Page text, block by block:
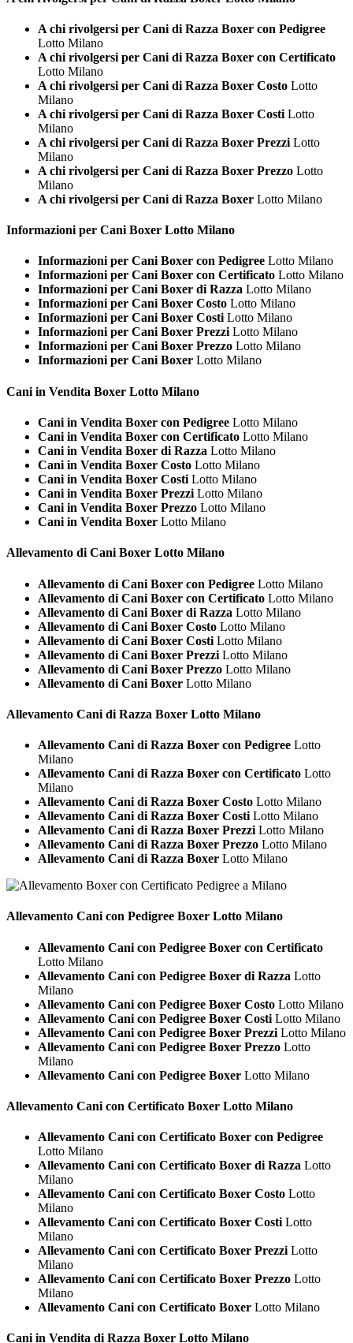
A chi rivolgersi per Cani di Razza Boxer con Pedigree
Lotto Milano
A chi rivolgersi per Cani di Razza Boxer con Certificato
Lotto Milano
A chi rivolgersi per Cani di Razza Boxer Costo Lotto
Milano
A chi rivolgersi per Cani di Razza Boxer Costi Lotto
Milano
A chi rivolgersi per Cani di Razza Boxer Prezzi Lotto
Milano
A chi rivolgersi per Cani di Razza Boxer Prezzo Lotto
Milano
A chi rivolgersi per Cani di Razza Boxer Lotto Milano
Informazioni per Cani Boxer Lotto Milano
Informazioni per Cani Boxer con Pedigree Lotto Milano
Informazioni per Cani Boxer con Certificato Lotto Milano
Informazioni per Cani Boxer di Razza Lotto Milano
Informazioni per Cani Boxer Costo Lotto Milano
Informazioni per Cani Boxer CostiLotto Milano
Informazioni per Cani Boxer PrezziLotto Milano
Informazioni per Cani Boxer Prezzo Lotto Milano
Informazioni per Cani Boxer Lotto Milano
Cani in Vendita Boxer Lotto Milano
Cani in Vendita Boxer con Pedigree Lotto Milano
Cani in Vendita Boxer con Certificato Lotto Milano
Cani in Vendita Boxer di Razza Lotto Milano
Cani in Vendita Boxer Costo Lotto Milano
Cani in Vendita Boxer Costi Lotto Milano
Cani in Vendita Boxer Prezzi Lotto Milano
Cani in Vendita Boxer Prezzo Lotto Milano
Cani in Vendita Boxer Lotto Milano
Allevamento di Cani Boxer Lotto Milano
Allevamento di Cani Boxer con Pedigree Lotto Milano
Allevamento di Cani Boxer con Certificato Lotto Milano
Allevamento di Cani Boxer di Razza Lotto Milano
Allevamento di Cani Boxer Costo Lotto Milano
Allevamento di Cani Boxer Costi Lotto Milano
Allevamento di Cani Boxer Prezzi Lotto Milano
Allevamento di Cani Boxer Prezzo Lotto Milano
Allevamento di Cani Boxer Lotto Milano
Allevamento Cani di Razza Boxer Lotto Milano
Allevamento Cani di Razza Boxer con Pedigree Lotto
Milano
Allevamento Cani di Razza Boxer con Certificato Lotto
Milano
Allevamento Cani di Razza Boxer Costo Lotto Milano
Allevamento Cani di Razza Boxer Costi Lotto Milano
Allevamento Cani di Razza Boxer Prezzi Lotto Milano
Allevamento Cani di Razza Boxer Prezzo Lotto Milano
Allevamento Cani di Razza Boxer Lotto Milano
Allevamento Cani con Pedigree Boxer Lotto Milano
Allevamento Cani con Pedigree Boxer con Certificato
Lotto Milano
Allevamento Cani con Pedigree Boxer di Razza Lotto
Milano
Allevamento Cani con Pedigree Boxer Costo Lotto Milano
Allevamento Cani con Pedigree Boxer Costi Lotto Milano
Allevamento Cani con Pedigree Boxer Prezzi Lotto Milano
Allevamento Cani con Pedigree Boxer Prezzo Lotto
Milano
Allevamento Cani con Pedigree Boxer Lotto Milano
Allevamento Cani con Certificato Boxer Lotto Milano
Allevamento Cani con Certificato Boxer con Pedigree
Lotto Milano
Allevamento Cani con Certificato Boxer di Razza Lotto
Milano
Allevamento Cani con Certificato Boxer Costo Lotto
Milano
Allevamento Cani con Certificato Boxer Costi Lotto
Milano
Allevamento Cani con Certificato Boxer Prezzi Lotto
Milano
Allevamento Cani con Certificato Boxer Prezzo Lotto
Milano
Allevamento Cani con Certificato Boxer Lotto Milano
Cani in Vendita di Razza Boxer Lotto Milano